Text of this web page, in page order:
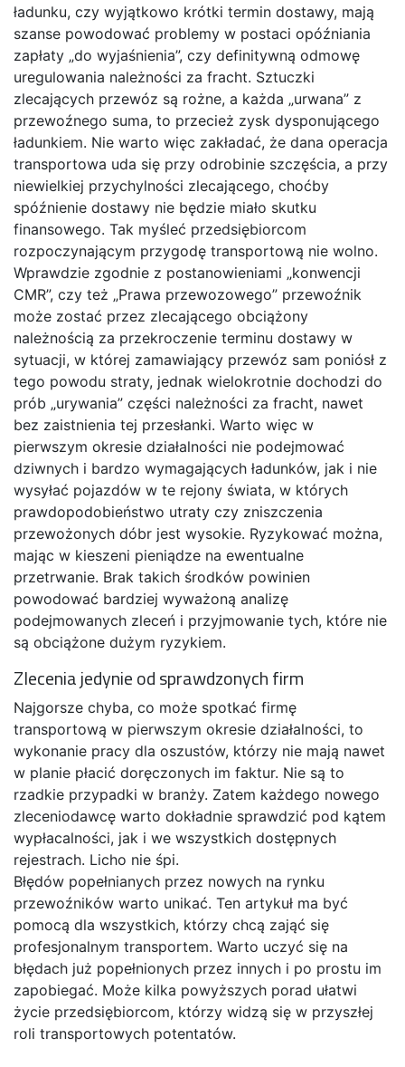
ładunku, czy wyjątkowo krótki termin dostawy, mają
szanse powodować problemy w postaci opóźniania
zapłaty „do wyjaśnienia”, czy definitywną odmowę
uregulowania należności za fracht. Sztuczki
zlecających przewóz są rożne, a każda „urwana” z
przewoźnego suma, to przecież zysk dysponującego
ładunkiem. Nie warto więc zakładać, że dana operacja
transportowa uda się przy odrobinie szczęścia, a przy
niewielkiej przychylności zlecającego, choćby
spóźnienie dostawy nie będzie miało skutku
finansowego. Tak myśleć przedsiębiorcom
rozpoczynającym przygodę transportową nie wolno.
Wprawdzie zgodnie z postanowieniami „konwencji
CMR”, czy też „Prawa przewozowego” przewoźnik
może zostać przez zlecającego obciążony
należnością za przekroczenie terminu dostawy w
sytuacji, w której zamawiający przewóz sam poniósł z
tego powodu straty, jednak wielokrotnie dochodzi do
prób „urywania” części należności za fracht, nawet
bez zaistnienia tej przesłanki. Warto więc w
pierwszym okresie działalności nie podejmować
dziwnych i bardzo wymagających ładunków, jak i nie
wysyłać pojazdów w te rejony świata, w których
prawdopodobieństwo utraty czy zniszczenia
przewożonych dóbr jest wysokie. Ryzykować można,
mając w kieszeni pieniądze na ewentualne
przetrwanie. Brak takich środków powinien
powodować bardziej wyważoną analizę
podejmowanych zleceń i przyjmowanie tych, które nie
są obciążone dużym ryzykiem.
Zlecenia jedynie od sprawdzonych firm
Najgorsze chyba, co może spotkać firmę
transportową w pierwszym okresie działalności, to
wykonanie pracy dla oszustów, którzy nie mają nawet
w planie płacić doręczonych im faktur. Nie są to
rzadkie przypadki w branży. Zatem każdego nowego
zleceniodawcę warto dokładnie sprawdzić pod kątem
wypłacalności, jak i we wszystkich dostępnych
rejestrach. Licho nie śpi.
Błędów popełnianych przez nowych na rynku
przewoźników warto unikać. Ten artykuł ma być
pomocą dla wszystkich, którzy chcą zająć się
profesjonalnym transportem. Warto uczyć się na
błędach już popełnionych przez innych i po prostu im
zapobiegać. Może kilka powyższych porad ułatwi
życie przedsiębiorcom, którzy widzą się w przyszłej
roli transportowych potentatów.